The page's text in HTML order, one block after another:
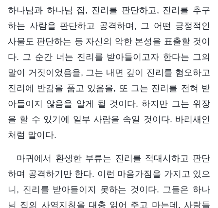
하나님과 하나님 집, 진리를 판단하고, 진리를 추구
하는 사람을 판단하고 공격하며, 그 어떤 긍정적인
사물도 판단하는 등 자신의 악한 본성을 표출할 것이
다. 그 순간 너는 진리를 받아들이고자 한다는 그의
말이 거짓이었음을, 그는 내면 깊이 진리를 혐오하고
진리에 반감을 품고 있음을, 또 그는 진리를 전혀 받
아들이지 않음을 알게 될 것이다. 하지만 그는 위장
을 할 수 있기에 일부 사람을 속일 것이다. 바리새인
처럼 말이다.
마귀에서 환생한 부류는 진리를 적대시하고 판단
하며 공격하기만 한다. 이런 마음가짐을 가지고 있으
니, 진리를 받아들이지 못하는 것이다. 그들은 하나
님 집의 사역지침을 대충 읽어 주고 마는데, 사람들